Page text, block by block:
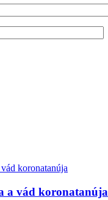
a vád koronatanúja